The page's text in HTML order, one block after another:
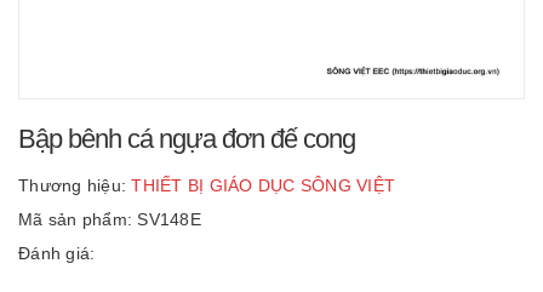
Bập bênh cá ngựa đơn đế cong
Thương hiệu: THIẾT BỊ GIÁO DỤC SÔNG VIỆT
Mã sản phẩm: SV148E
Đánh giá: